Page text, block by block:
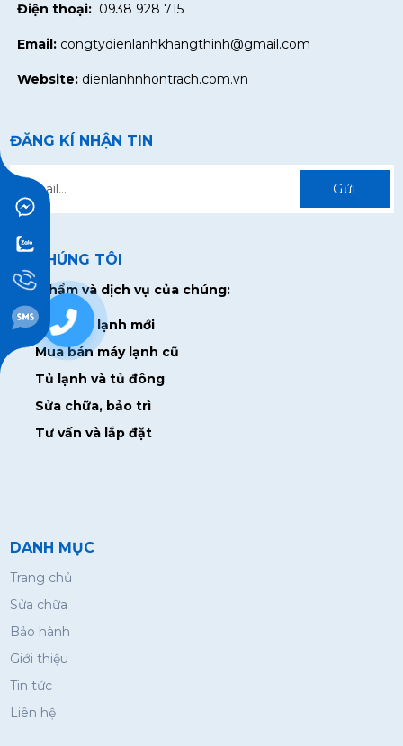
Điện thoại:0938 928 715
Email:congtydienlanhkhangthinh@gmail.com
Website:dienlanhnhontrach.com.vn
ĐĂNG KÍ NHẬN TIN
Gửi
VỀ CHÚNG TÔI
Sản phẩm và dịch vụ của chúng:
Bán máy lạnh mới
Mua bán máy lạnh cũ
Tủ lạnh và tủ đông
Sửa chữa, bảo trì
Tư vấn và lắp đặt
DANH MỤC
Trang chủ
Sửa chữa
Bảo hành
Giới thiệu
Tin tức
Liên hệ
0938928715